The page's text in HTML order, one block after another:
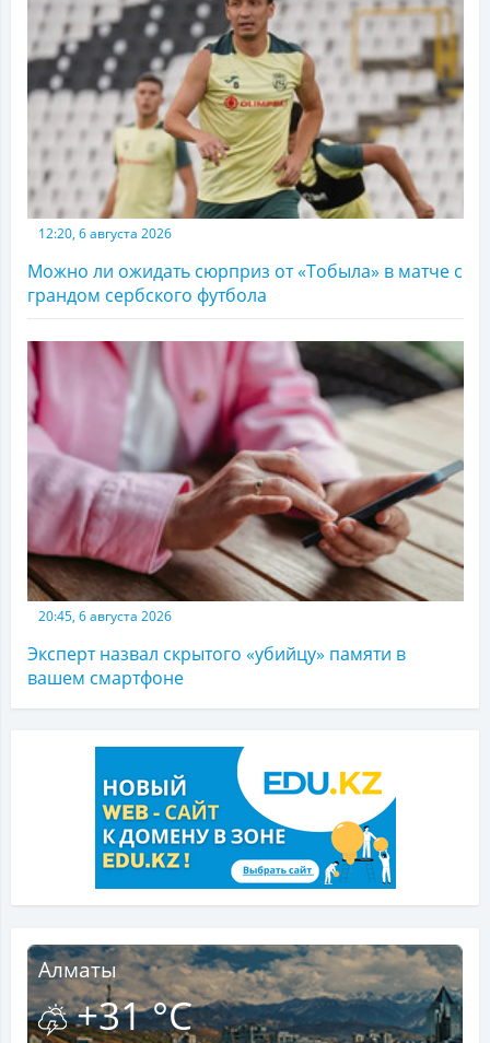
12:20, 6 августа 2026
Можно ли ожидать сюрприз от «Тобыла» в матче с
грандом сербского футбола
20:45, 6 августа 2026
Эксперт назвал скрытого «убийцу» памяти в
вашем смартфоне
Алматы
+31 °C